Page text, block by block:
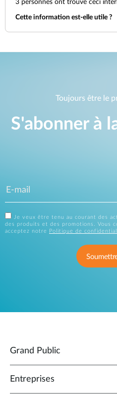
3 personnes ont trouvé ceci
Cette information est-elle utile ?
Toujours être le
S'abonner à
Je veux être tenu au courant des
des produits et des promotions. Vous
acceptez notre
Politique de
Grand Public
Entreprises